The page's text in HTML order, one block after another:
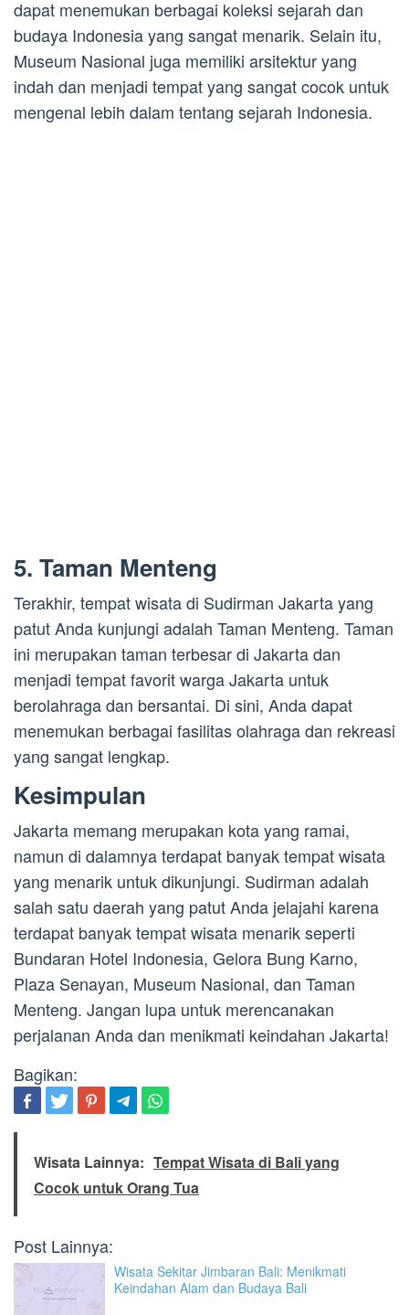
dapat menemukan berbagai koleksi sejarah dan
budaya Indonesia yang sangat menarik. Selain itu,
Museum Nasional juga memiliki arsitektur yang
indah dan menjadi tempat yang sangat cocok untuk
mengenal lebih dalam tentang sejarah Indonesia.
5. Taman Menteng
Terakhir, tempat wisata di Sudirman Jakarta yang
patut Anda kunjungi adalah Taman Menteng. Taman
ini merupakan taman terbesar di Jakarta dan
menjadi tempat favorit warga Jakarta untuk
berolahraga dan bersantai. Di sini, Anda dapat
menemukan berbagai fasilitas olahraga dan rekreasi
yang sangat lengkap.
Kesimpulan
Jakarta memang merupakan kota yang ramai,
namun di dalamnya terdapat banyak tempat wisata
yang menarik untuk dikunjungi. Sudirman adalah
salah satu daerah yang patut Anda jelajahi karena
terdapat banyak tempat wisata menarik seperti
Bundaran Hotel Indonesia, Gelora Bung Karno,
Plaza Senayan, Museum Nasional, dan Taman
Menteng. Jangan lupa untuk merencanakan
perjalanan Anda dan menikmati keindahan Jakarta!
Bagikan:
Wisata Lainnya: Tempat Wisata di Bali yang
Cocok untuk Orang Tua
Post Lainnya:
Wisata Sekitar Jimbaran Bali: Menikmati
Keindahan Alam dan Budaya Bali